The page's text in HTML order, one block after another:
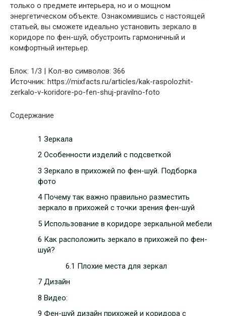
только о предмете интерьера, но и о мощном
энергетическом объекте. Ознакомившись с настоящей
статьей, вы сможете идеально установить зеркало в
коридоре по фен-шуй, обустроить гармоничный и
комфортный интерьер.
Блок: 1/3 | Кол-во символов: 366
Источник: https://mixfacts.ru/articles/kak-raspolozhit-
zerkalo-v-koridore-po-fen-shuj-pravilno-foto
Содержание
1 Зеркала
2 Особенности изделий с подсветкой
3 Зеркало в прихожей по фен-шуй. Подборка
фото
4 Почему так важно правильно разместить
зеркало в прихожей с точки зрения фен-шуй
5 Использование в коридоре зеркальной мебели
6 Как расположить зеркало в прихожей по фен-
шуй?
6.1 Плохие места для зеркал
7 Дизайн
8 Видео:
9 Фен-шуй дизайн прихожей и коридора с